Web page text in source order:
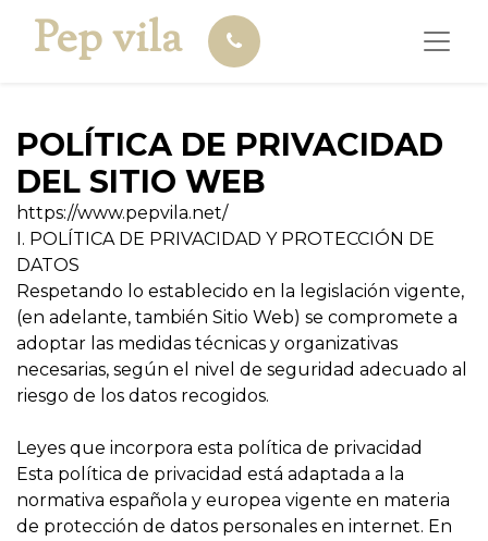
Pep vila
POLÍTICA DE PRIVACIDAD
DEL SITIO WEB
https://www.pepvila.net/
I. POLÍTICA DE PRIVACIDAD Y PROTECCIÓN DE
DATOS
Respetando lo establecido en la legislación vigente,
(en adelante, también Sitio Web) se compromete a
adoptar las medidas técnicas y organizativas
necesarias, según el nivel de seguridad adecuado al
riesgo de los datos recogidos.
Leyes que incorpora esta política de privacidad
Esta política de privacidad está adaptada a la
normativa española y europea vigente en materia
de protección de datos personales en internet. En